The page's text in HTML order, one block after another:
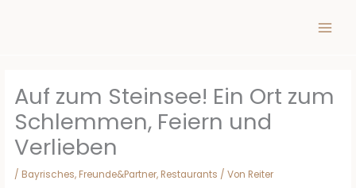
Auf zum Steinsee! Ein Ort zum
Schlemmen, Feiern und
Verlieben
/ Bayrisches, Freunde&Partner, Restaurants / Von Reiter